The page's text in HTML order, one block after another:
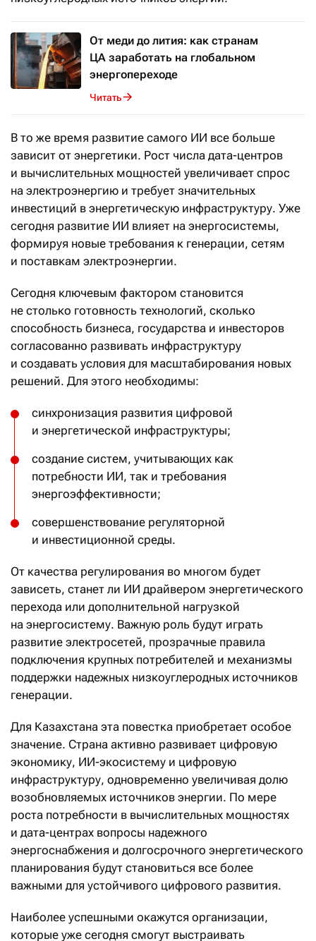
От меди до лития: как странам
ЦА заработать на глобальном
энергопереходе
Читать
В то же время развитие самого ИИ все больше
зависит от энергетики. Рост числа дата-центров
и вычислительных мощностей увеличивает спрос
на электроэнергию и требует значительных
инвестиций в энергетическую инфраструктуру. Уже
сегодня развитие ИИ влияет на энергосистемы,
формируя новые требования к генерации, сетям
и поставкам электроэнергии.
Сегодня ключевым фактором становится
не столько готовность технологий, сколько
способность бизнеса, государства и инвесторов
согласованно развивать инфраструктуру
и создавать условия для масштабирования новых
решений. Для этого необходимы:
синхронизация развития цифровой
и энергетической инфраструктуры;
создание систем, учитывающих как
потребности ИИ, так и требования
энергоэффективности;
совершенствование регуляторной
и инвестиционной среды.
От качества регулирования во многом будет
зависеть, станет ли ИИ драйвером энергетического
перехода или дополнительной нагрузкой
на энергосистему. Важную роль будут играть
развитие электросетей, прозрачные правила
подключения крупных потребителей и механизмы
поддержки надежных низкоуглеродных источников
генерации.
Для Казахстана эта повестка приобретает особое
значение. Страна активно развивает цифровую
экономику, ИИ-экосистему и цифровую
инфраструктуру, одновременно увеличивая долю
возобновляемых источников энергии. По мере
роста потребности в вычислительных мощностях
и дата-центрах вопросы надежного
энергоснабжения и долгосрочного энергетического
планирования будут становиться все более
важными для устойчивого цифрового развития.
Наиболее успешными окажутся организации,
которые уже сегодня смогут выстраивать